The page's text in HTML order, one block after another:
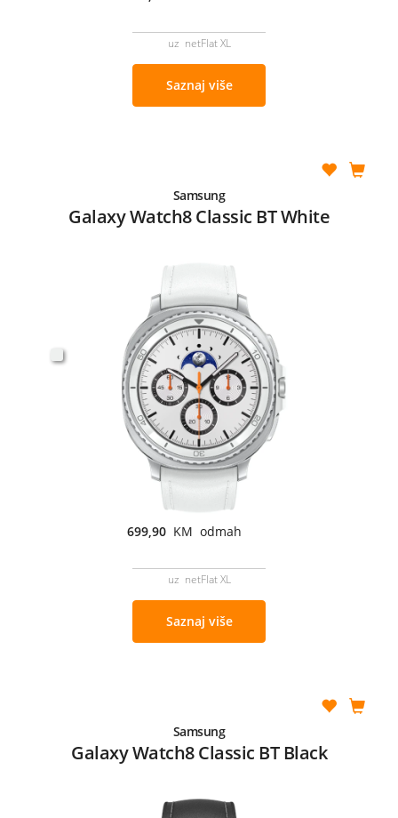
uz netFlat XL
Saznaj više
Samsung
Galaxy Watch8 Classic BT White
699,90 KM odmah
uz netFlat XL
Saznaj više
Samsung
Galaxy Watch8 Classic BT Black